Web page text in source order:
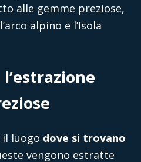
alle gemme preziose,
alpino e l’Isola
luogo dove si trovano
vengono estratte